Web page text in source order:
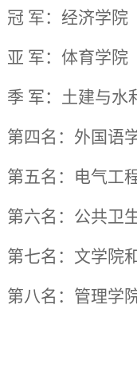
冠 军：经济学院
亚 军：体育学院
季 军：土建与水
第四名：外国语
第五名：电气工
第六名：公共卫
第七名：文学院
第八名：管理学